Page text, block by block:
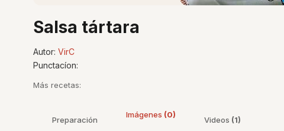
Salsa tártara
Autor: VirC
Punctacíon:
Más recetas:
Preparación
Imágenes (0)
Videos (1)